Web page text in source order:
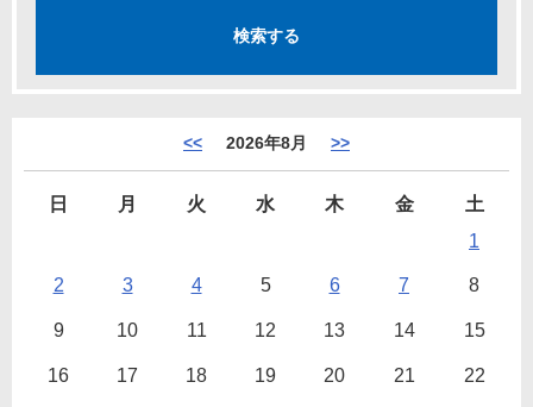
<< 2026年8月 >>
日 月 火 水 木 金
土
1
2 3 4 5 6 7 8
9 10 11 12 13 14 15
16 17 18 19 20 21 22